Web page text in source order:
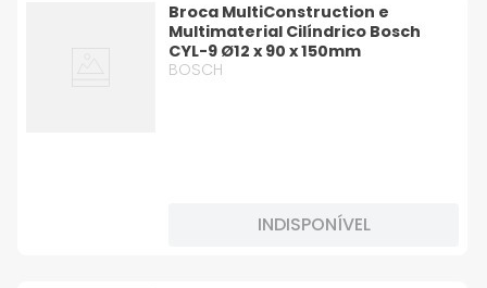
Broca MultiConstruction e
Multimaterial Cilíndrico Bosch
CYL-9 Ø12 x 90 x 150mm
BOSCH
INDISPONÍVEL